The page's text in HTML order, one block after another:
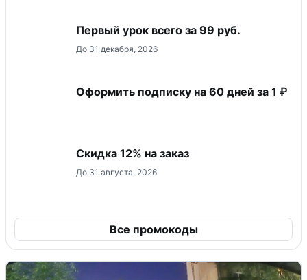
Первый урок всего за 99 руб.
До 31 декабря, 2026
Оформить подписку на 60 дней за 1 ₽
Скидка 12% на заказ
До 31 августа, 2026
Все промокоды